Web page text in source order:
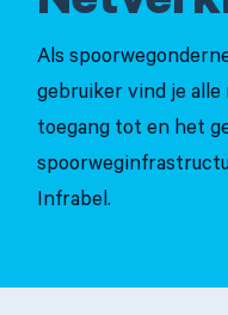
Als
gebruiker vind je
toegang tot en het
Infrabel.